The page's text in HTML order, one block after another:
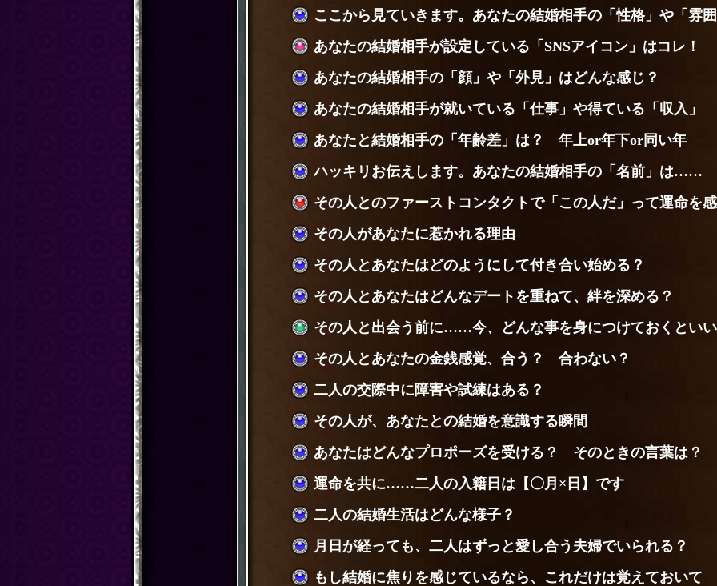
ここから見ていきます。あなたの結婚相手の「性格」や「雰
あなたの結婚相手が設定している「SNSアイコン」はコレ！
あなたの結婚相手の「顔」や「外見」はどんな感じ？
あなたの結婚相手が就いている「仕事」や得ている「収入」
あなたと結婚相手の「年齢差」は？ 年上or年下or同い年
ハッキリお伝えします。あなたの結婚相手の「名前」は……
その人とのファーストコンタクトで「この人だ」って運命を
その人があなたに惹かれる理由
その人とあなたはどのようにして付き合い始める？
その人とあなたはどんなデートを重ねて、絆を深める？
その人と出会う前に……今、どんな事を身につけておくとい
その人とあなたの金銭感覚、合う？ 合わない？
二人の交際中に障害や試練はある？
その人が、あなたとの結婚を意識する瞬間
あなたはどんなプロポーズを受ける？ そのときの言葉は？
運命を共に……二人の入籍日は【〇月×日】です
二人の結婚生活はどんな様子？
月日が経っても、二人はずっと愛し合う夫婦でいられる？
もし結婚に焦りを感じているなら、これだけは覚えておいて